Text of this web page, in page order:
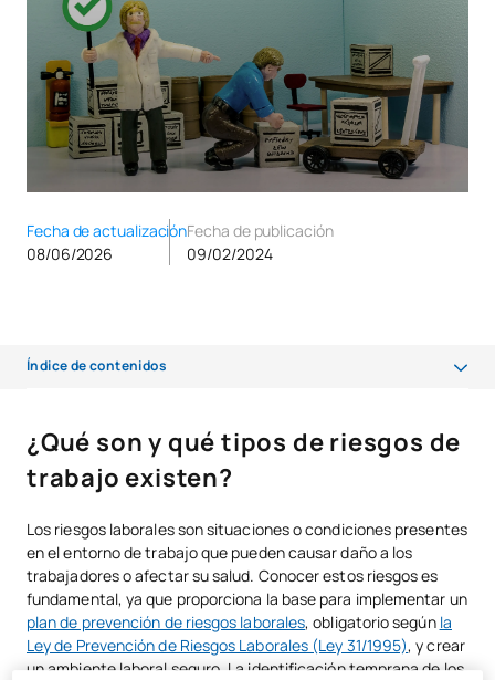
Fecha de actualización
08/06/2026
Fecha de publicación
09/02/2024
Índice de contenidos
Tipos de riesgos laborales
¿Cómo se evalúan los riesgos laborales?
¿Qué herramientas usamos si no podemos eliminarlos?
Resumen
¿Qué son y qué tipos de riesgos de
trabajo existen?
Los riesgos laborales son situaciones o condiciones presentes
en el entorno de trabajo que pueden causar daño a los
trabajadores o afectar su salud. Conocer estos riesgos es
fundamental, ya que proporciona la base para implementar un
plan de prevención de riesgos laborales, obligatorio según la
Ley de Prevención de Riesgos Laborales (Ley 31/1995), y crear
un ambiente laboral seguro. La identificación temprana de los